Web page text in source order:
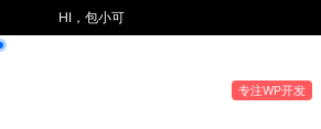
HI，包小可
专注WP开发